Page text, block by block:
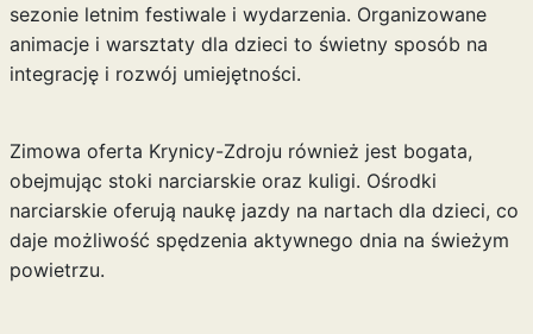
sezonie letnim festiwale i wydarzenia. Organizowane
animacje i warsztaty dla dzieci to świetny sposób na
integrację i rozwój umiejętności.
Zimowa oferta Krynicy-Zdroju również jest bogata,
obejmując stoki narciarskie oraz kuligi. Ośrodki
narciarskie oferują naukę jazdy na nartach dla dzieci, co
daje możliwość spędzenia aktywnego dnia na świeżym
powietrzu.